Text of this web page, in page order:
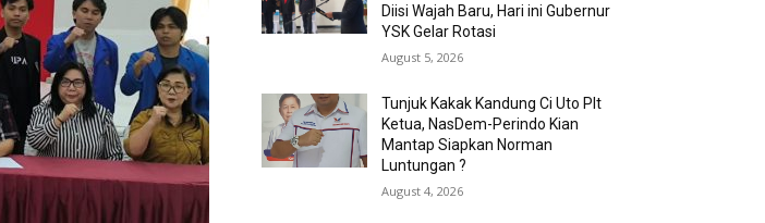
Diisi Wajah Baru, Hari ini Gubernur
YSK Gelar Rotasi
August 5, 2026
Tunjuk Kakak Kandung Ci Uto Plt
Ketua, NasDem-Perindo Kian
Mantap Siapkan Norman
Luntungan ?
August 4, 2026